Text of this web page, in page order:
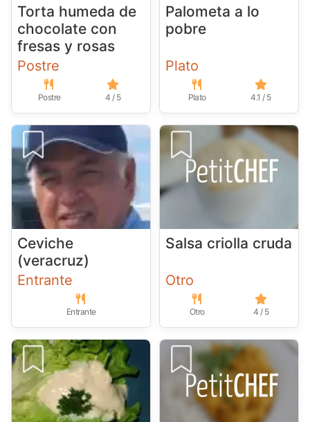
Torta humeda de
chocolate con
fresas y rosas
Postre
Postre 4 / 5
Palometa a lo
pobre
Plato
Plato 4.1 / 5
Ceviche
(veracruz)
Entrante
Entrante
Salsa criolla cruda
Otro
Otro 4 / 5